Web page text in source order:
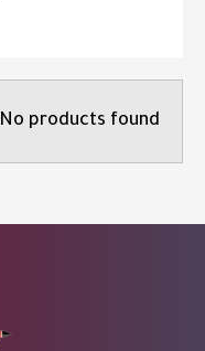
No products found